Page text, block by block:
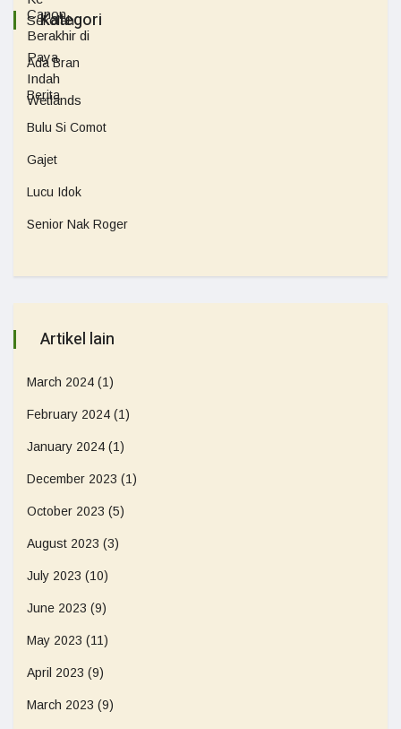
Kategori
Ada Bran
Berita
Bulu Si Comot
Gajet
Lucu Idok
Senior Nak Roger
Artikel lain
March 2024 (1)
February 2024 (1)
January 2024 (1)
December 2023 (1)
October 2023 (5)
August 2023 (3)
July 2023 (10)
June 2023 (9)
May 2023 (11)
April 2023 (9)
March 2023 (9)